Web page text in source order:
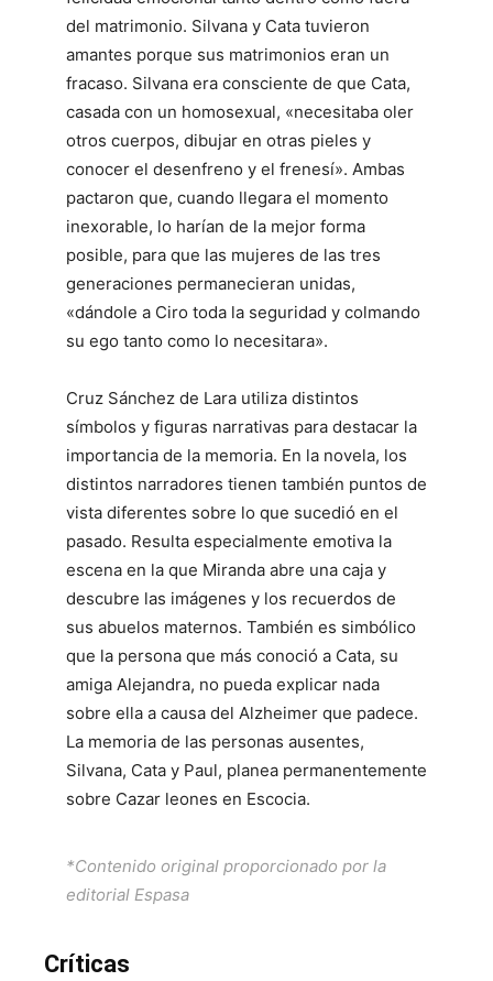
del matrimonio. Silvana y Cata tuvieron
amantes porque sus matrimonios eran un
fracaso. Silvana era consciente de que Cata,
casada con un homosexual, «necesitaba oler
otros cuerpos, dibujar en otras pieles y
conocer el desenfreno y el frenesí». Ambas
pactaron que, cuando llegara el momento
inexorable, lo harían de la mejor forma
posible, para que las mujeres de las tres
generaciones permanecieran unidas,
«dándole a Ciro toda la seguridad y colmando
su ego tanto como lo necesitara».
Cruz Sánchez de Lara utiliza distintos
símbolos y figuras narrativas para destacar la
importancia de la memoria. En la novela, los
distintos narradores tienen también puntos de
vista diferentes sobre lo que sucedió en el
pasado. Resulta especialmente emotiva la
escena en la que Miranda abre una caja y
descubre las imágenes y los recuerdos de
sus abuelos maternos. También es simbólico
que la persona que más conoció a Cata, su
amiga Alejandra, no pueda explicar nada
sobre ella a causa del Alzheimer que padece.
La memoria de las personas ausentes,
Silvana, Cata y Paul, planea permanentemente
sobre Cazar leones en Escocia.
*Contenido original proporcionado por la
editorial Espasa
Críticas